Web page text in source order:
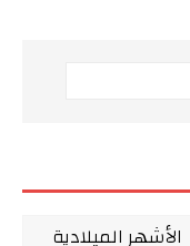
الأشهر الميلادية